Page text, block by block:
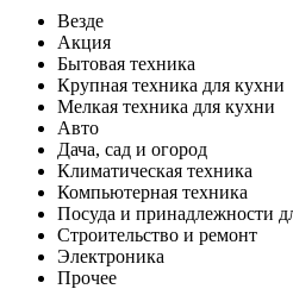
Везде
Акция
Бытовая техника
Крупная техника для кухни
Мелкая техника для кухни
Авто
Дача, сад и огород
Климатическая техника
Компьютерная техника
Посуда и принадлежности
Строительство и ремонт
Электроника
Прочее